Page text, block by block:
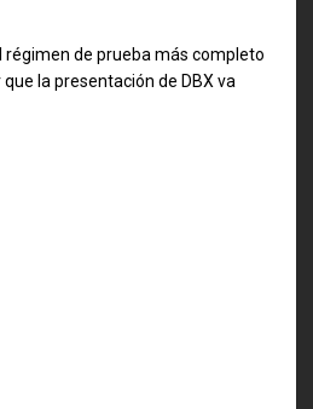
régimen de prueba más completo
la presentación de DBX va